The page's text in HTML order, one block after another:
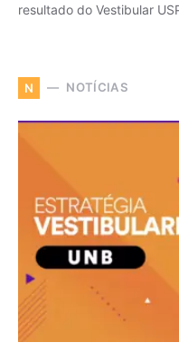
resultado do Vestibular
N NOTÍCIAS